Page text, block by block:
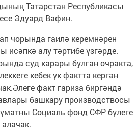
Татарстан Республикасы
Эдуард Вафин.
чорында гаилә керемнәрен
исәпкә алу тәртибе үзгәрде.
суд карары булган очракта,
кебек үк фактта кергән
факт гариза биргәндә
башкару производствосы
Социаль фонд СФР бүлеге